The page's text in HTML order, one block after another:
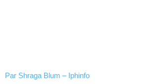
Par Shraga Blum – Iphinfo